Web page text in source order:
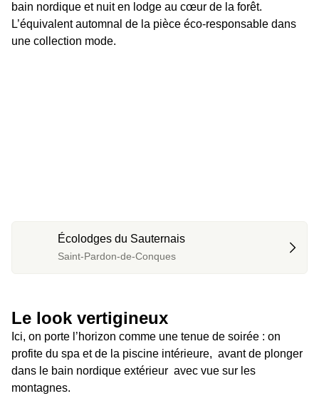
bain nordique et nuit en lodge au cœur de la forêt.
L’équivalent automnal de la pièce éco-responsable dans
une collection mode.
Écolodges du Sauternais
Saint-Pardon-de-Conques
Le look vertigineux
Ici, on porte l’horizon comme une tenue de soirée : on
profite du spa et de la piscine intérieure,  avant de plonger
dans le bain nordique extérieur  avec vue sur les
montagnes.